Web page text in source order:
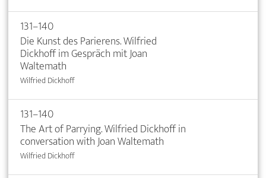
131–140
Die Kunst des Parierens. Wilfried
Dickhoff im Gespräch mit Joan
Waltemath
Wilfried Dickhoff
131–140
The Art of Parrying. Wilfried Dickhoff in
conversation with Joan Waltemath
Wilfried Dickhoff